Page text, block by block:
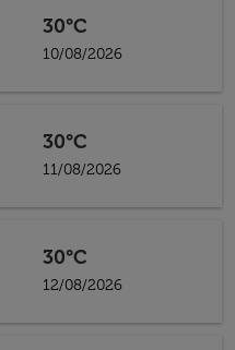
30°C
10/08/2026
30°C
11/08/2026
30°C
12/08/2026